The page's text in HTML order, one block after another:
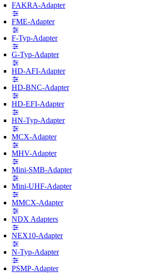
FAKRA-Adapter
FME-Adapter
F-Typ-Adapter
G-Typ-Adapter
HD-AFI-Adapter
HD-BNC-Adapter
HD-EFI-Adapter
HN-Typ-Adapter
MCX-Adapter
MHV-Adapter
Mini-SMB-Adapter
Mini-UHF-Adapter
MMCX-Adapter
NDX Adapters
NEX10-Adapter
N-Typ-Adapter
PSMP-Adapter